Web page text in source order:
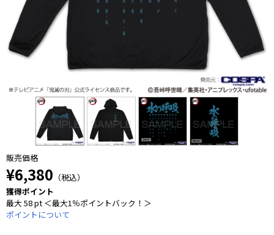
販売価格
¥6,380 （税込）
獲得ポイント
最大 58 pt ＜最大1％ポイントバック！＞
ポイントについて